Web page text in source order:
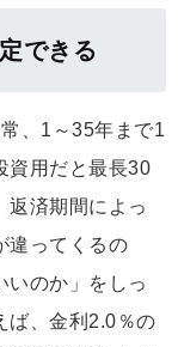
できる
、1～35年まで1
資用だと最長30
返済期間によっ
違ってくるの
いのか」をしっ
ば、金利2.0％の